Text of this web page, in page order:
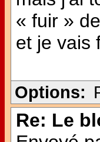
« fuir »
et je vais
Options:
Re: Le